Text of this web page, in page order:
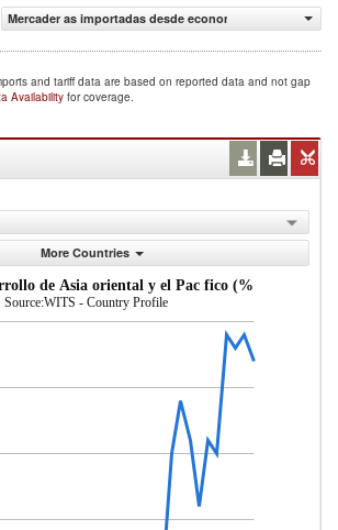
Mercader as importadas desde econom as en
and tariff data are based on reported data and not gap
Availability for coverage.
More Countries
de Asia oriental y el Pac fico (% del total
Source:WITS - Country Profile